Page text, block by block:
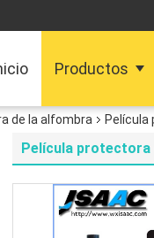
Productos
de la alfombra Película
Película protectora